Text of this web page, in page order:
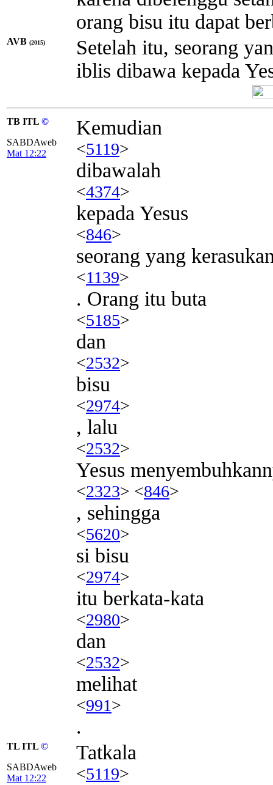
orang bisu itu dapat
AVB (2015)
Setelah itu, seorang
iblis dibawa kepada
TB ITL ©
SABDAweb
Mat 12:22
Kemudian
<5119>
dibawalah
<4374>
kepada Yesus
<846>
seorang yang
<1139>
. Orang itu buta
<5185>
dan
<2532>
bisu
<2974>
, lalu
<2532>
Yesus
<2323> <846>
, sehingga
<5620>
si bisu
<2974>
itu berkata-kata
<2980>
dan
<2532>
melihat
<991>
.
TL ITL ©
SABDAweb
Mat 12:22
Tatkala
<5119>